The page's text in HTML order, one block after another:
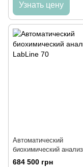
Узнать цену
Автоматический
биохимический
LabLine 70
684 500 грн